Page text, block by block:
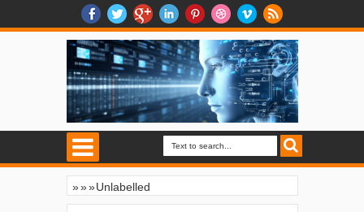
»» Unlabelled
»